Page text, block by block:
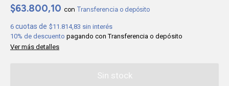
$63.800,10 con Transferencia o depósito
6 $11.814,83 sin interés
10% de descuento pagando con Transferencia o depósito
Ver más detalles